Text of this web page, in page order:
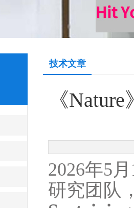
技术文章
《
2026年5
研究团队